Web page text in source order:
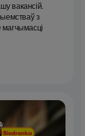
вакансій.
з
магчымасці